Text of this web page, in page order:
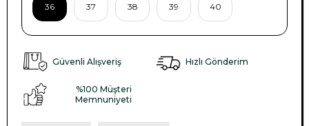
36 37 38 39 40
Güvenli Alışveriş Hızlı Gönderim
%100 Müşteri
Memnuniyeti